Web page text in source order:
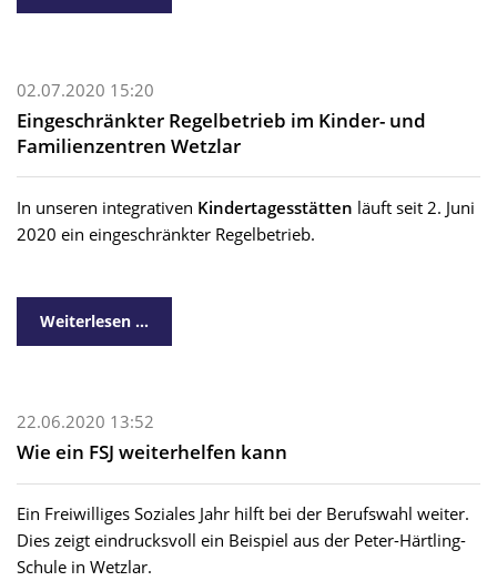
02.07.2020 15:20
Eingeschränkter Regelbetrieb im Kinder- und
Familienzentren Wetzlar
In unseren integrativen Kindertagesstätten läuft seit 2. Juni
2020 ein eingeschränkter Regelbetrieb.
Weiterlesen …
22.06.2020 13:52
Wie ein FSJ weiterhelfen kann
Ein Freiwilliges Soziales Jahr hilft bei der Berufswahl weiter.
Dies zeigt eindrucksvoll ein Beispiel aus der Peter-Härtling-
Schule in Wetzlar.